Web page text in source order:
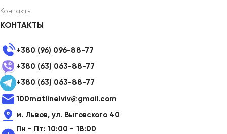
Контакты
КОНТАКТЫ
+380 (96) 096-88-77
+380 (63) 063-88-77
+380 (63) 063-88-77
100matlinelviv@gmail.com
м. Львов, ул. Выговского 40
Пн - Пт: 10:00 - 18:00